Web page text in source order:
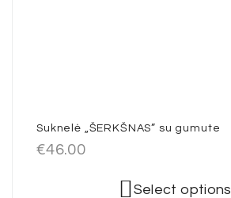
Suknelė „ŠERKŠNAS” su gumute
€46.00
Select options